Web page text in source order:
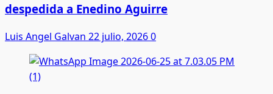
despedida a Enedino Aguirre
Luis Angel Galvan 22 julio, 20260